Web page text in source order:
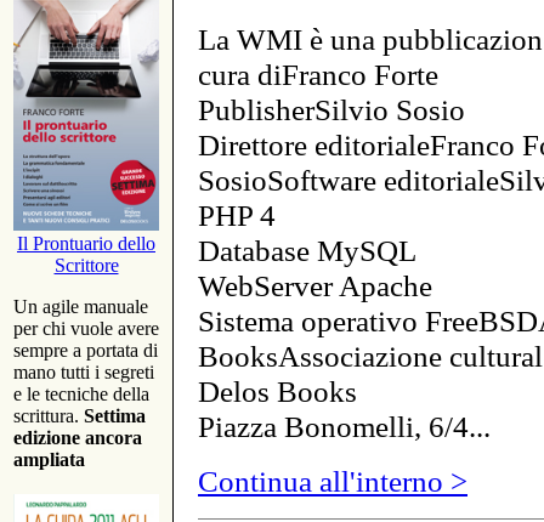
Il Prontuario dello
Scrittore
Un agile manuale
per chi vuole avere
sempre a portata di
mano tutti i segreti
e le tecniche della
scrittura. Settima
edizione ancora
ampliata
La WMI è una
cura diFranco Forte
PublisherSilvio Sosio
Direttore editorialeFranco
SosioSoftware
PHP 4
Database MySQL
WebServer Apache
Sistema operativo
BooksAssociazione
Delos Books
Piazza Bonomelli, 6/4...
Continua all'interno >